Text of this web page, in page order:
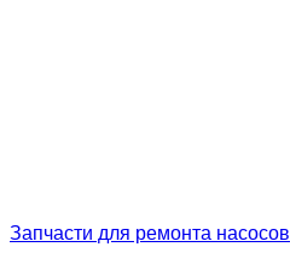
Запчасти для ремонта насосов